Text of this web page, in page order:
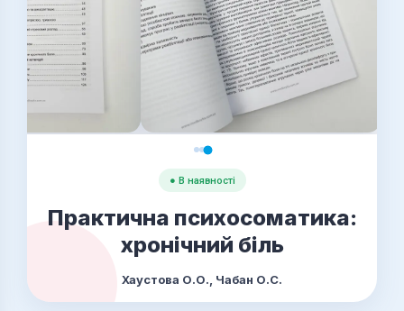
● В наявності
Практична психосоматика:
хронічний біль
Хаустова О.О., Чабан О.С.